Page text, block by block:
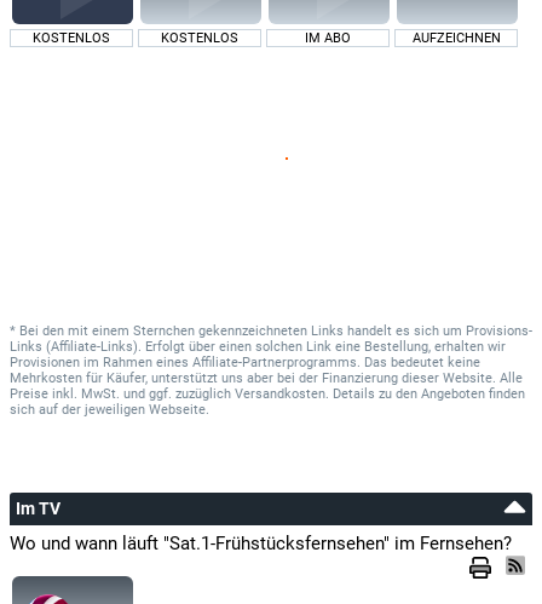
KOSTENLOS KOSTENLOS IM ABO AUFZEICHNEN
* Bei den mit einem Sternchen gekennzeichneten Links handelt es sich um Provisions-
Links (Affiliate-Links). Erfolgt über einen solchen Link eine Bestellung, erhalten wir
Provisionen im Rahmen eines Affiliate-Partnerprogramms. Das bedeutet keine
Mehrkosten für Käufer, unterstützt uns aber bei der Finanzierung dieser Website. Alle
Preise inkl. MwSt. und ggf. zuzüglich Versandkosten. Details zu den Angeboten finden
sich auf der jeweiligen Webseite.
Im TV
Wo und wann läuft "Sat.1-Frühstücksfernsehen" im Fernsehen?